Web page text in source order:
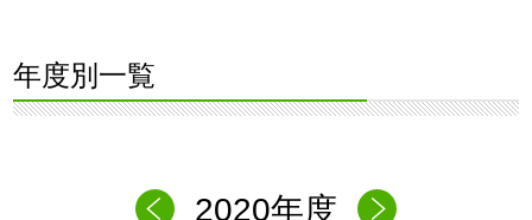
年度別一覧
2020年度